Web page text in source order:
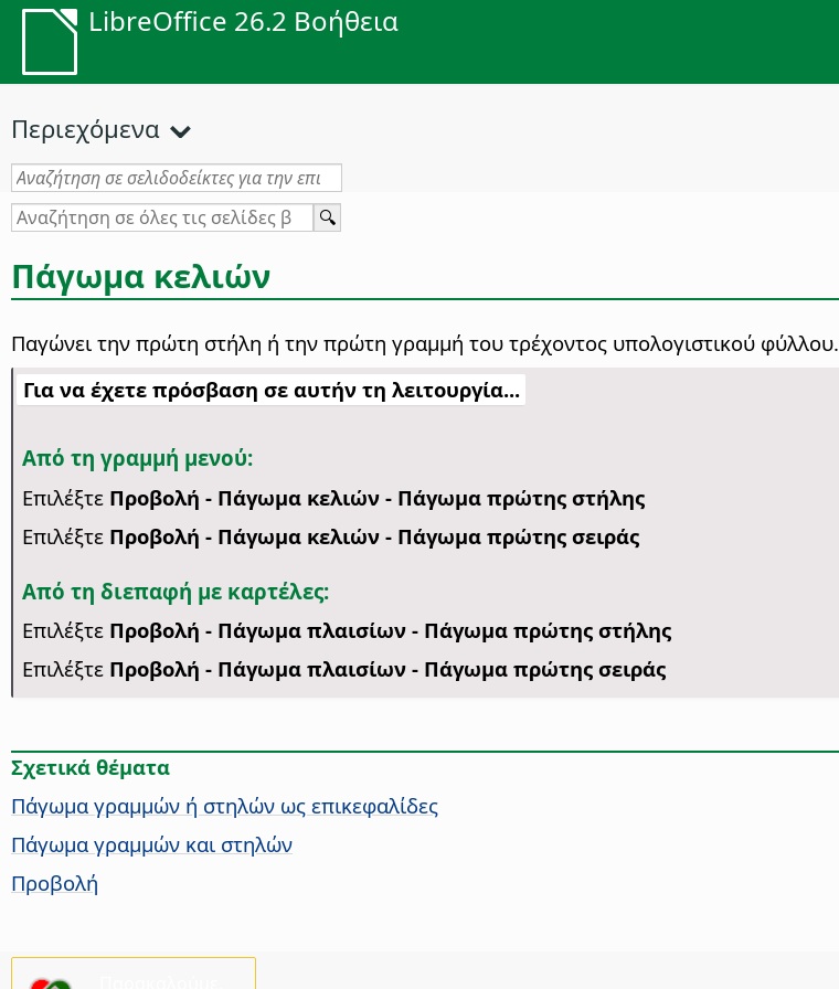
LibreOffice 26.2 Βοήθεια
Περιεχόμενα
Πάγωμα κελιών
Παγώνει την πρώτη στήλη ή την πρώτη γραμμή του τρέχοντος υπολογιστικού φύλλου.
Για να έχετε πρόσβαση σε αυτήν τη λειτουργία...
Από τη γραμμή μενού:
Επιλέξτε Προβολή - Πάγωμα κελιών - Πάγωμα πρώτης στήλης
Επιλέξτε Προβολή - Πάγωμα κελιών - Πάγωμα πρώτης σειράς
Από τη διεπαφή με καρτέλες:
Επιλέξτε Προβολή - Πάγωμα πλαισίων - Πάγωμα πρώτης στήλης
Επιλέξτε Προβολή - Πάγωμα πλαισίων - Πάγωμα πρώτης σειράς
Σχετικά θέματα
Πάγωμα γραμμών ή στηλών ως επικεφαλίδες
Πάγωμα γραμμών και στηλών
Προβολή